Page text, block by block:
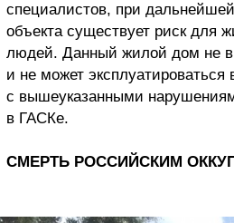
специалистов, при
объекта существует риск для
людей. Данный жилой дом не
и не может эксплуатироваться
с вышеуказанными
в ГАСКе.
СМЕРТЬ РОССИЙСКИМ